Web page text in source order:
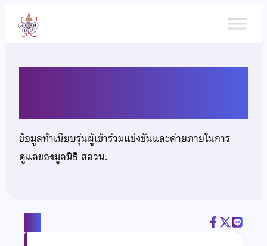
เนื้อหา
ข้อมูลทำเนียบรุ่นผู้เข้าร่วมแข่งขันและค่ายภายในการ
ดูแลของมูลนิธิ สอวน.